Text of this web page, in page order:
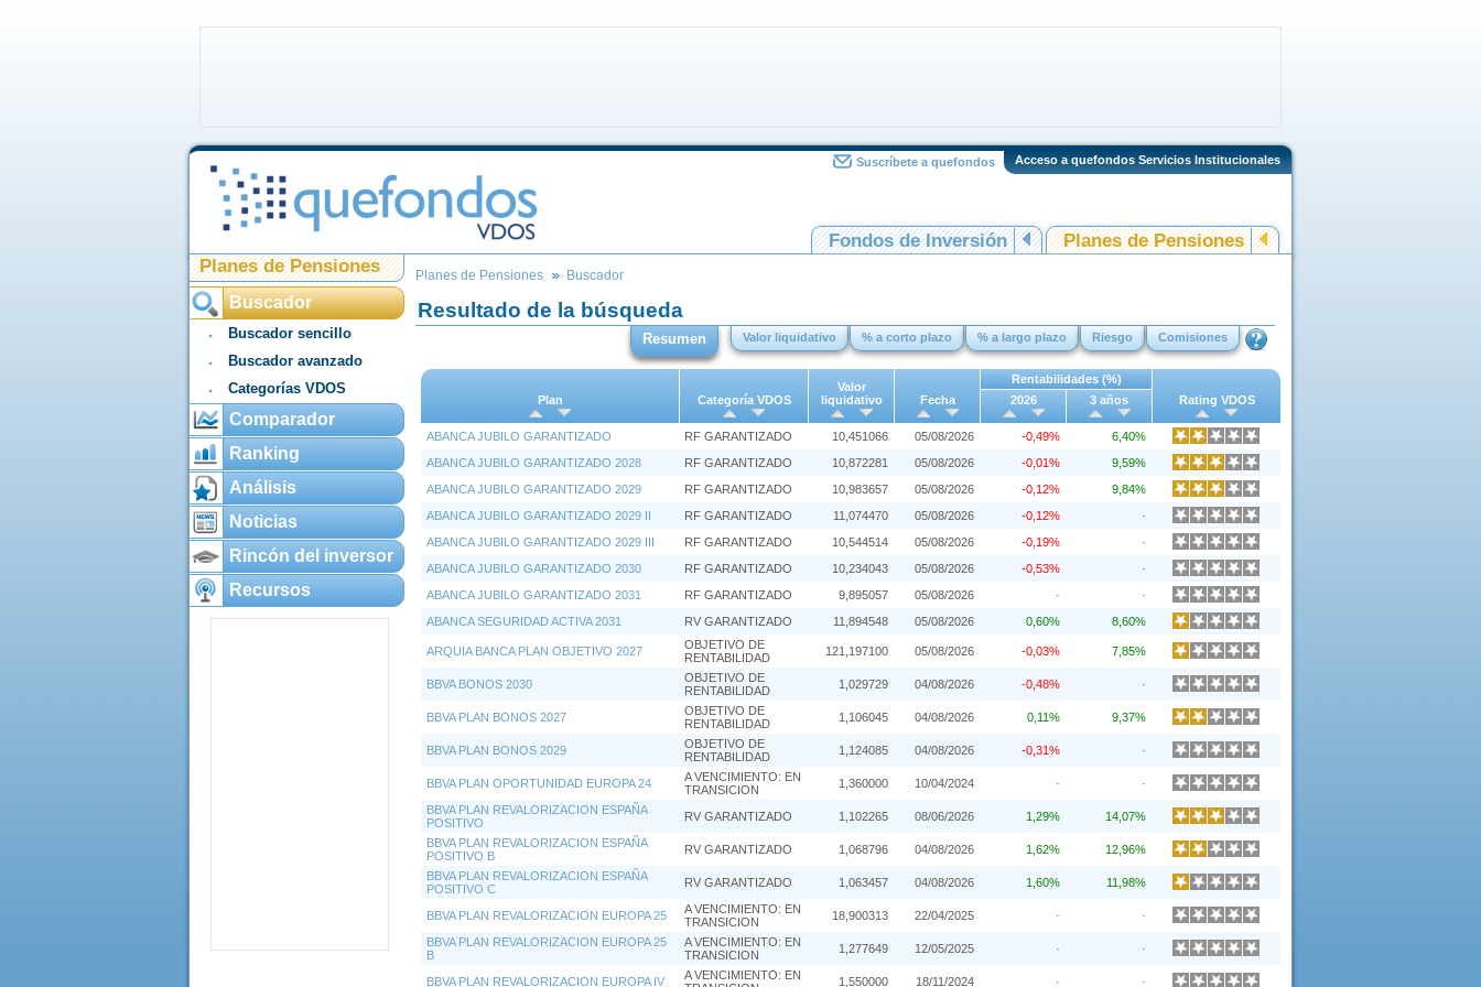
Acceso a quefondos Servicios Institucionales
Suscríbete a quefondos
Fondos de Inversión
Planes de Pensiones
Planes de Pensiones
Buscador
Buscador sencillo
Buscador avanzado
Categorías VDOS
Comparador
Ranking
Análisis
Noticias
Rincón del inversor
Recursos
Planes de Pensiones Buscador
Resultado de la búsqueda
Resumen Valor liquidativo % a corto plazo % a largo plazo Riesgo Comisiones
Plan Categoría VDOS
Valor
liquidativo
Fecha
Rentabilidades (%)
Rating VDOS
2026 3 años
ABANCA JUBILO GARANTIZADO RF GARANTIZADO 10,451066 05/08/2026 -0,49%
6,40%
ABANCA JUBILO GARANTIZADO 2028
RF GARANTIZADO 10,872281 05/08/2026 -0,01%
9,59%
ABANCA JUBILO GARANTIZADO 2029
RF GARANTIZADO 10,983657 05/08/2026 -0,12%
9,84%
ABANCA JUBILO GARANTIZADO 2029 II
RF GARANTIZADO 11,074470 05/08/2026 -0,12%
·
ABANCA JUBILO GARANTIZADO 2029 III
RF GARANTIZADO 10,544514 05/08/2026 -0,19%
·
ABANCA JUBILO GARANTIZADO 2030
RF GARANTIZADO 10,234043 05/08/2026 -0,53%
·
ABANCA JUBILO GARANTIZADO 2031
RF GARANTIZADO 9,895057 05/08/2026 ·
·
ABANCA SEGURIDAD ACTIVA 2031
RV GARANTIZADO 11,894548 05/08/2026 0,60% 8,60%
ARQUIA BANCA PLAN OBJETIVO 2027
OBJETIVO DE
RENTABILIDAD
121,197100 05/08/2026 -0,03% 7,85%
BBVA BONOS 2030
OBJETIVO DE
RENTABILIDAD
1,029729 04/08/2026 -0,48% ·
BBVA PLAN BONOS 2027
OBJETIVO DE
RENTABILIDAD
1,106045 04/08/2026 0,11% 9,37%
BBVA PLAN BONOS 2029
OBJETIVO DE
RENTABILIDAD
1,124085 04/08/2026 -0,31% ·
BBVA PLAN OPORTUNIDAD EUROPA 24
A VENCIMIENTO: EN
TRANSICION
1,360000 10/04/2024 ·
·
BBVA PLAN REVALORIZACION ESPAÑA
POSITIVO
RV GARANTIZADO 1,102265 08/06/2026 1,29%
14,07%
BBVA PLAN REVALORIZACION ESPAÑA
POSITIVO B
RV GARANTIZADO 1,068796 04/08/2026 1,62%
12,96%
BBVA PLAN REVALORIZACION ESPAÑA
POSITIVO C
RV GARANTIZADO 1,063457 04/08/2026 1,60% 11,98%
BBVA PLAN REVALORIZACION EUROPA 25
A VENCIMIENTO: EN
TRANSICION
18,900313 22/04/2025 ·
·
BBVA PLAN REVALORIZACION EUROPA 25
B
A VENCIMIENTO: EN
TRANSICION
1,277649 12/05/2025 · ·
BBVA PLAN REVALORIZACION EUROPA IV
A VENCIMIENTO: EN
1,550000 18/11/2024 · ·